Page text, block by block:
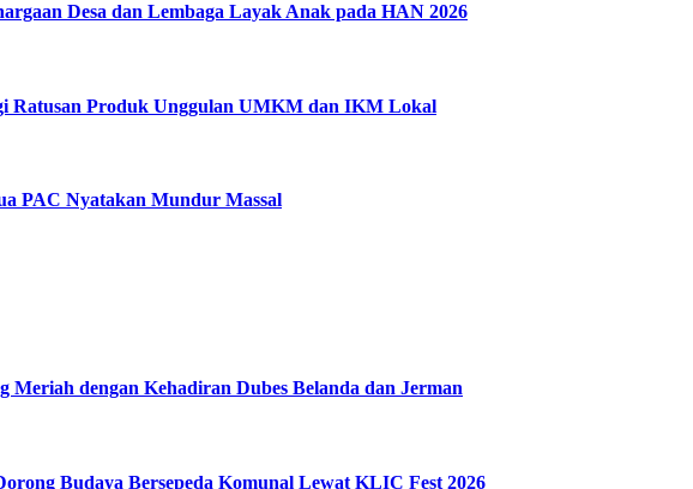
Desa dan Lembaga Layak Anak pada HAN 2026
Ratusan Produk Unggulan UMKM dan IKM Lokal
PAC Nyatakan Mundur Massal
dengan Kehadiran Dubes Belanda dan Jerman
Budaya Bersepeda Komunal Lewat KLIC Fest 2026